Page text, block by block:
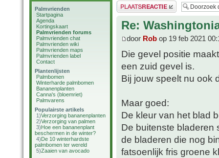
Palmvrienden
Startpagina
Agenda
Kortingskaart
Palmvrienden forums
Palmvrienden chat
Palmvrienden wiki
Palmvrienden maps
Palmvrienden label
Contact
Plantenlijsten
Palmbomen
Winterharde palmbomen
Bananenplanten
Canna's (bloemriet)
Palmvarens
Populairste artikels
1)Verzorging bananenplanten
2)Verzorging van palmen
3)Hoe een bananenplant
beschermen in de winter?
4)De 10 winterhardste
palmbomen ter wereld
5)Zaaien van avocado
Plaats een reactie
Re:
door Rob op 19 feb 2021
Die gevel positie
een zuid gevel is.
Bij jouw speelt nu ook
Maar goed:
De kleur van het blad
De buitenste bladeren
de bladeren die nog
fatsoenlijk fris groene